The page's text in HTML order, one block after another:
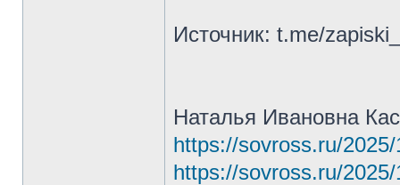
Источник: t.me/
Наталья Ивановна
https://sovross.ru/
https://sovross.ru/